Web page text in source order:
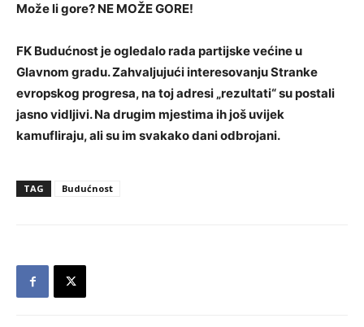
Može li gore? NE MOŽE GORE!
FK Budućnost je ogledalo rada partijske većine u
Glavnom gradu. Zahvaljujući interesovanju Stranke
evropskog progresa, na toj adresi „rezultati“ su postali
jasno vidljivi. Na drugim mjestima ih još uvijek
kamufliraju, ali su im svakako dani odbrojani.
TAG Budućnost